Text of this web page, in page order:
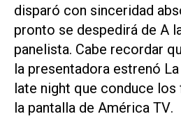
disparó con sinceridad
pronto se despedirá de A
panelista. Cabe recordar
la presentadora estrenó
late night que conduce los
la pantalla de América TV.